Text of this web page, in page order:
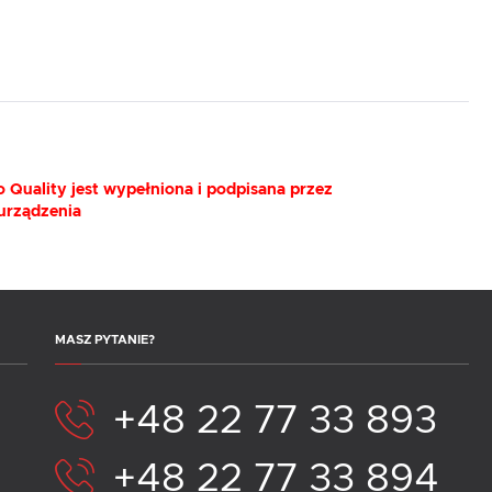
jest wypełniona i podpisana przez
MASZ PYTANIE?
+48 22 77 33 893
+48 22 77 33 894